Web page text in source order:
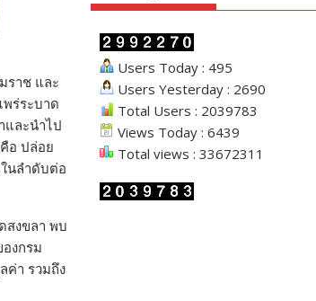
ราช และ
ร่ระบาด
และนำไป
อ ปล่อย
นลำดับต่อ
สงขลา พบ
งกรม
ค่า รวมถึง
Users Today : 495
Users Yesterday : 2690
Total Users : 2039783
Views Today : 6439
Total views : 33672311